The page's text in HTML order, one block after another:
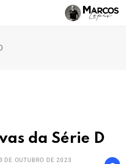
da Série D
DE OUTUBRO DE 2023